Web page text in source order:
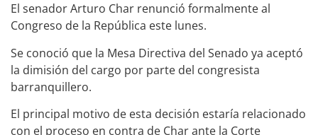
El senador Arturo Char renunció formalmente al
Congreso de la República este lunes.
Se conoció que la Mesa Directiva del Senado ya aceptó
la dimisión del cargo por parte del congresista
barranquillero.
El principal motivo de esta decisión estaría relacionado
con el proceso en contra de Char ante la Corte